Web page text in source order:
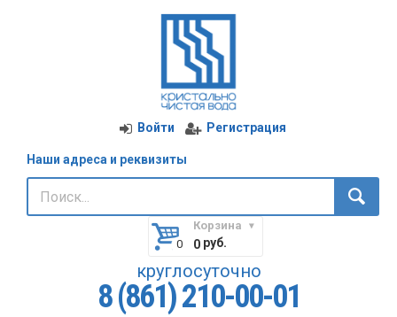
Войти Регистрация
Наши адреса и реквизиты
Корзина
0руб.
круглосуточно
8 (861) 210-00-01